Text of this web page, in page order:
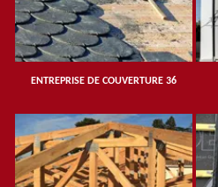
ENTREPRISE DE COUVERTURE 36